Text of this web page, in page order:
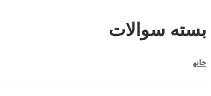
بسته سوالات
خانه